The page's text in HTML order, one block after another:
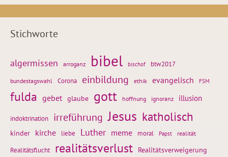
Stichworte
algermissen arroganz bibel bischof btw2017
bundestagswahl Corona einbildung ethik evangelisch FSM
fulda gebet glaube gott hoffnung ignoranz illusion
indoktrination irreführung Jesus katholisch
kinder kirche liebe Luther meme moral Papst realität
Realitätsflucht realitätsverlust Realitätsverweigerung